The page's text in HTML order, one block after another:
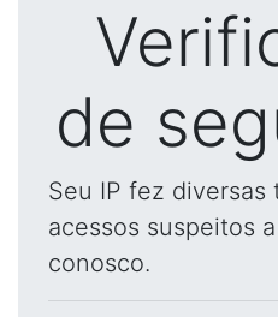
de
Seu IP fez diversas
acessos suspeitos
conosco.